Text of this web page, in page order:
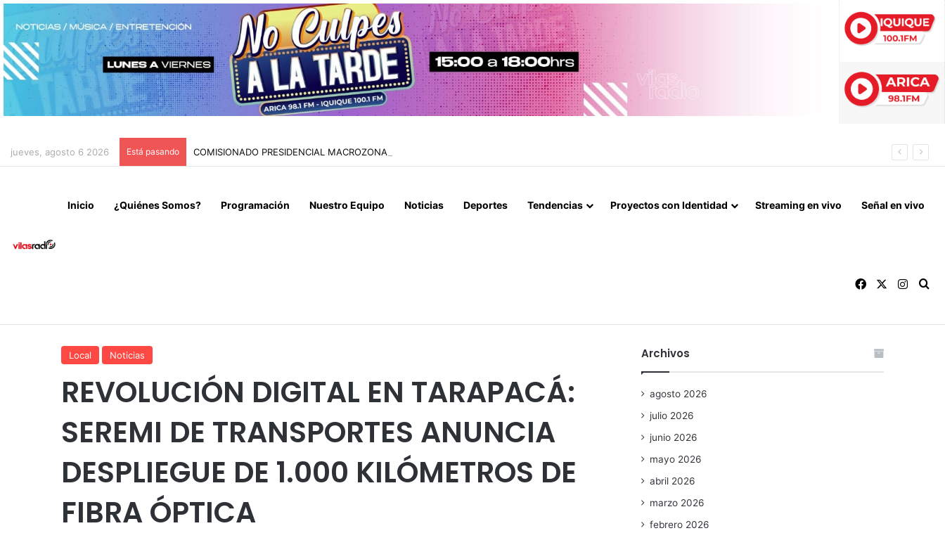
jueves, agosto 6 2026 Está pasando COMISIONADO PRESIDENCIAL MACROZONA NORTE ENCABEZA REUNIÓN TÉCNICA POR CONTROLES EN COLCHANE
Inicio ¿Quiénes Somos? Programación Nuestro Equipo Noticias Deportes Tendencias Proyectos con Identidad Streaming en vivo Señal en vivo
Facebook
Local Noticias
REVOLUCIÓN DIGITAL EN TARAPACÁ:
SEREMI DE TRANSPORTES ANUNCIA
DESPLIEGUE DE 1.000 KILÓMETROS DE
FIBRA ÓPTICA
Archivos
agosto 2026
julio 2026
junio 2026
mayo 2026
abril 2026
marzo 2026
febrero 2026